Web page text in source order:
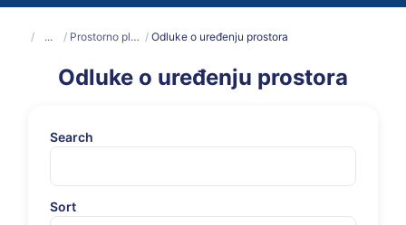
/ ... / Prostorno planska dokumentacija / Odluke o uređenju prostora
Odluke o uređenju prostora
Search
Sort